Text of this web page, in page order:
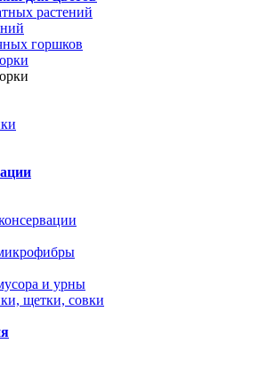
растений
горшков
и урны
щетки, совки